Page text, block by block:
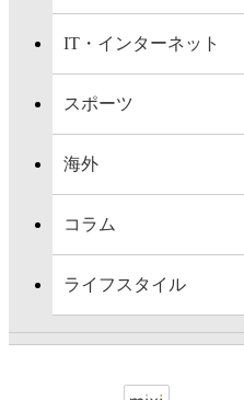
IT・インターネット
スポーツ
海外
コラム
ライフスタイル